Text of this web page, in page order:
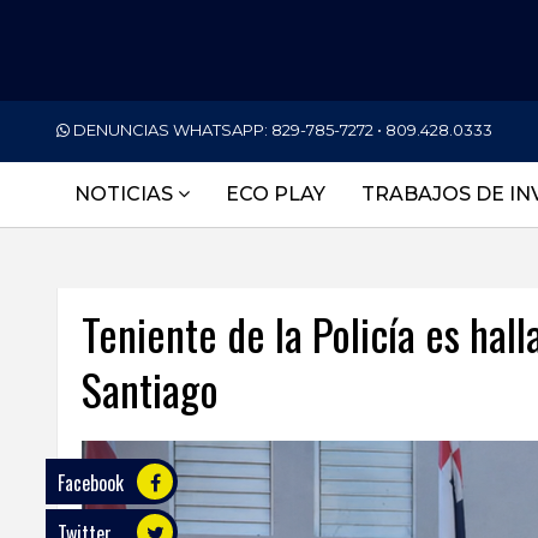
DENUNCIAS WHATSAPP: 829-785-7272 • 809.428.0333
NOTICIAS ECO PLAY TRABAJOS DE
NACIONALES
ECONOMÍA
DEPORTES
SALUD
TECNOLOGÍA
Teniente de la Policía es
Santiago
Facebook